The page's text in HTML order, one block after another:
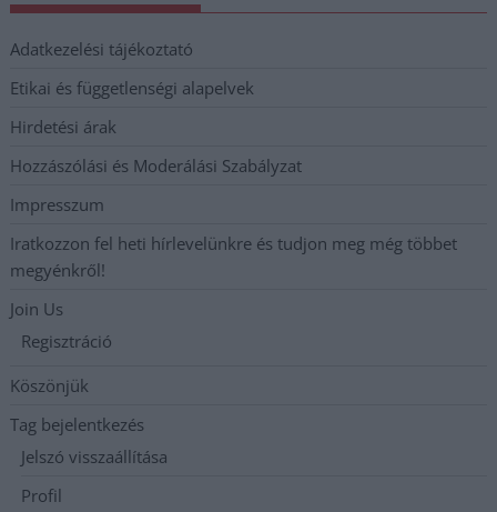
Adatkezelési tájékoztató
Etikai és függetlenségi alapelvek
Hirdetési árak
Hozzászólási és Moderálási Szabályzat
Impresszum
Iratkozzon fel heti hírlevelünkre és tudjon meg még többet
megyénkről!
Join Us
Regisztráció
Köszönjük
Tag bejelentkezés
Jelszó visszaállítása
Profil